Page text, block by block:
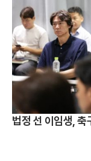
법정 선 이임생, 축